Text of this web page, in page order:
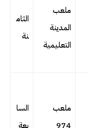
ملعب
المدينة
التعليمية
الثام
نة
ملعب
974
السا
بعة